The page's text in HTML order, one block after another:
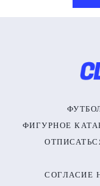
ФИГУРНОЕ
СОГЛАСИЕ